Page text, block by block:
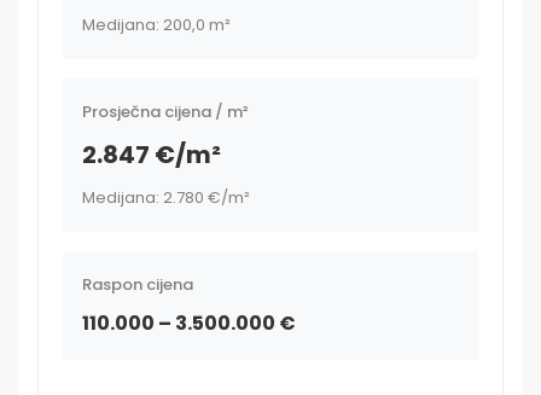
Medijana: 200,0 m²
Prosječna cijena / m²
2.847 €/m²
Medijana: 2.780 €/m²
Raspon cijena
110.000 – 3.500.000 €